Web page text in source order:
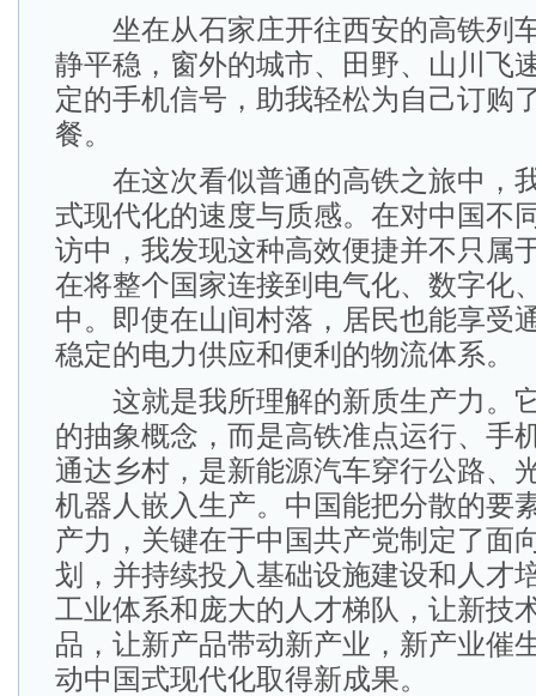
坐在从石家庄开往西安的高铁列
静平稳，窗外的城市、田野、山川飞
定的手机信号，助我轻松为自己订购
餐。
在这次看似普通的高铁之旅中，
式现代化的速度与质感。在对中国不
访中，我发现这种高效便捷并不只属
在将整个国家连接到电气化、数字化
中。即使在山间村落，居民也能享受
稳定的电力供应和便利的物流体系。
这就是我所理解的新质生产力。
的抽象概念，而是高铁准点运行、手
通达乡村，是新能源汽车穿行公路、
机器人嵌入生产。中国能把分散的要
产力，关键在于中国共产党制定了面
划，并持续投入基础设施建设和人才
工业体系和庞大的人才梯队，让新技
品，让新产品带动新产业，新产业催
动中国式现代化取得新成果。